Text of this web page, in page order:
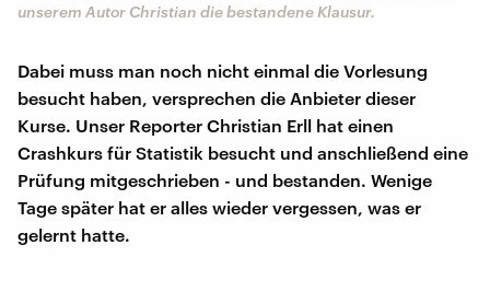
unserem Autor Christian die bestandene Klausur.
Dabei muss man noch nicht einmal die Vorlesung
besucht haben, versprechen die Anbieter dieser
Kurse. Unser Reporter Christian Erll hat einen
Crashkurs für Statistik besucht und anschließend eine
Prüfung mitgeschrieben - und bestanden. Wenige
Tage später hat er alles wieder vergessen, was er
gelernt hatte.